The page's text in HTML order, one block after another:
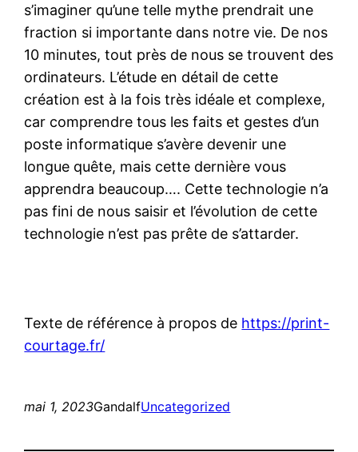
s’imaginer qu’une telle mythe prendrait une
fraction si importante dans notre vie. De nos
10 minutes, tout près de nous se trouvent des
ordinateurs. L’étude en détail de cette
création est à la fois très idéale et complexe,
car comprendre tous les faits et gestes d’un
poste informatique s’avère devenir une
longue quête, mais cette dernière vous
apprendra beaucoup…. Cette technologie n’a
pas fini de nous saisir et l’évolution de cette
technologie n’est pas prête de s’attarder.
Texte de référence à propos de https://print-
courtage.fr/
mai 1, 2023GandalfUncategorized